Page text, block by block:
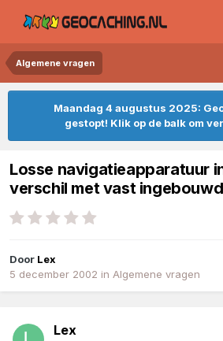
Algemene vragen
Maandag 4 augustus 2025:
gestopt! Klik op de balk om
Losse navigatieapparatuur
verschil met vast
Door Lex
5 december 2002 in Algemene vragen
Lex